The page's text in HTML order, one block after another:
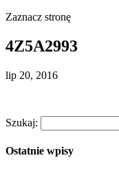
Zaznacz stronę
4Z5A2993
lip 20, 2016
Szukaj:
Ostatnie wpisy